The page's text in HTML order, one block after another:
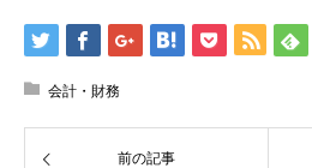
会計・財務
前の記事